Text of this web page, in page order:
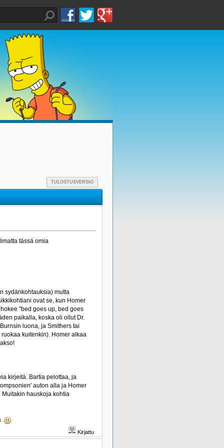
TULOSTUSVERSIO
tässä omia
sydänkohtauksia) mutta
ovat se, kun Homer
"bed goes up, bed goes
paikalla, koska oli ollut Dr.
luona, ja Smithers tai
kuitenkin). Homer alkaa
kirjeitä. Bartia pelottaa, ja
auton alla ja Homer
hauskoja kohtia
Kirjattu